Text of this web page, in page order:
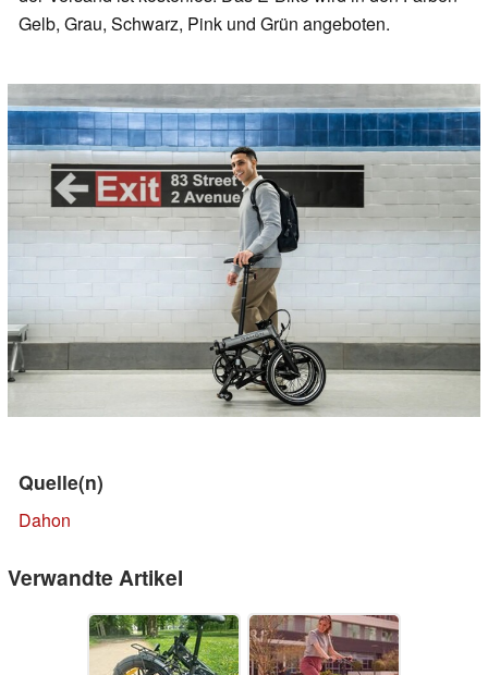
Gelb, Grau, Schwarz, Pink und Grün angeboten.
Quelle(n)
Dahon
Verwandte Artikel